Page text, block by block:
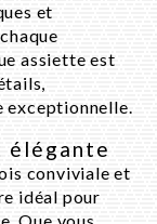
et
assiette est
exceptionnelle.
élégante
conviviale et
idéal pour